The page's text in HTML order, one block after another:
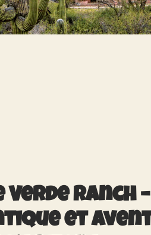
Verde Ranch
et